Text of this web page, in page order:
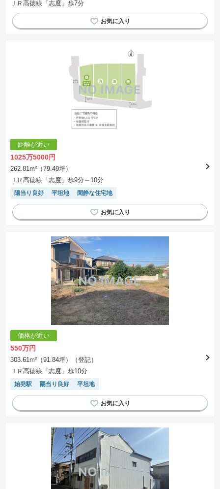
ＪＲ高徳線「志度」歩7分
距離が近い
1025万5000円
262.81m²（79.49坪）
ＪＲ高徳線「志度」歩9分～10分
陽当り良好 平坦地 閑静な住宅地
価格が近い
550万円
303.61m²（91.84坪）（登記）
ＪＲ高徳線「志度」歩10分
始発駅 陽当り良好 平坦地